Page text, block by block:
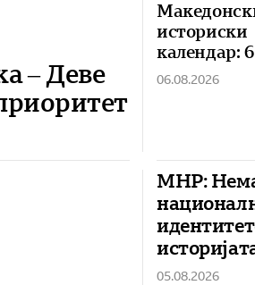
– Деве
историски
календар:
06.08.2026
МНР:
05.08.2026